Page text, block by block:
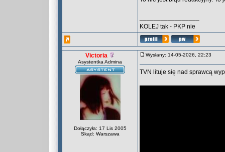
KOLEJ tak - PKP nie
Victoria
Asystentka Admina
Dołączyła: 17 Lis 2005
Skąd: Warszawa
Wysłany: 14-05-2026, 22:23
TVN lituje się nad sprawcą